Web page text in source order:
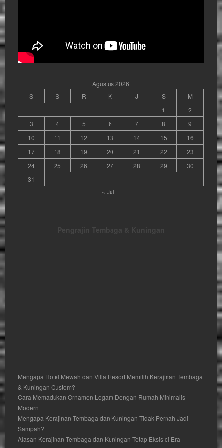
Agustus 2026
S
S R K J S
M
1
2
3
4 5 6 7 8
9
10
11 12 13 14 15
16
17
18 19 20 21 22
23
24
25 26 27 28 29
30
31
« Jul
Pengrajin Tembaga & Kuningan
Mengapa Hotel Mewah dan Villa Resort Memilih Kerajinan Tembaga
& Kuningan Custom?
Cara Memadukan Ornamen Logam Dengan Rumah Minimalis
Modern
Mengapa Kerajinan Tembaga dan Kuningan Tidak Pernah Jadi
Sampah?
Alasan Kerajinan Tembaga dan Kuningan Tetap Eksis di Era